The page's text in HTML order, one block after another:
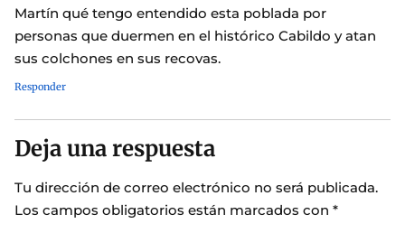
Martín qué tengo entendido esta poblada por
personas que duermen en el histórico Cabildo y atan
sus colchones en sus recovas.
Responder
Deja una respuesta
Tu dirección de correo electrónico no será publicada.
Los campos obligatorios están marcados con *